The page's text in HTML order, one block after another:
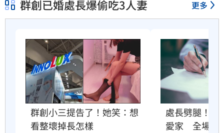
群創已婚處長爆偷吃3人妻 更多
群創小三提告了！她笑：想
看整壞掉長怎樣
處長劈腿！他
愛家　全場打